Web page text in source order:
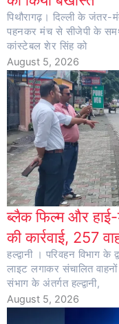
पिथौरागढ़। दिल्ली के जंतर-
पहनकर मंच से सीजेपी के
कांस्टेबल शेर सिंह को
August 5, 2026
ब्लैक फिल्म और हाई-
की कार्रवाई, 257
हल्द्वानी । परिवहन विभाग
लाइट लगाकर संचालित वाहनों
संभाग के अंतर्गत हल्द्वानी,
August 5, 2026